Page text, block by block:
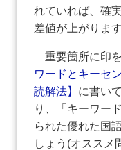
れていれば、確
差値が上がります
重要箇所に印を
ワードとキーセ
読解法】 に書い
り、「キーワー
られた優れた国
しょう(オススメ